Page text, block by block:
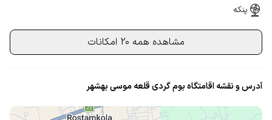
پنکه
مشاهده همه 20 امکانات
آدرس و نقشه اقامتگاه بوم گردی قلعه موسی بهشهر